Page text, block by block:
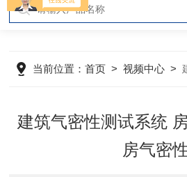
当前位置：首页 >视频中心 >
建筑气密性测试系统
房气密